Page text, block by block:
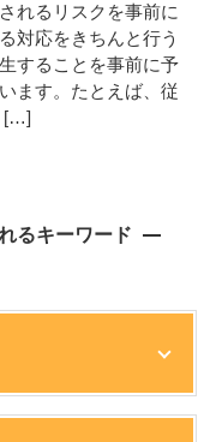
れるリスクを事前に
対応をきちんと行う
することを事前に予
ます。たとえば、従
[…]
るキーワード